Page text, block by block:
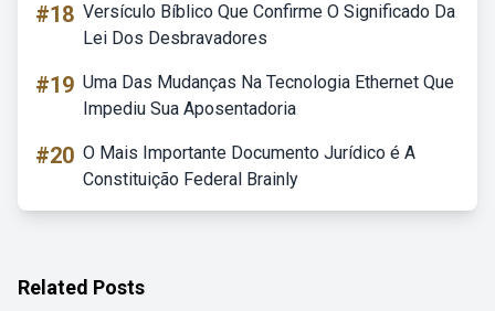
#18 Versículo Bíblico Que Confirme O Significado Da
Lei Dos Desbravadores
#19 Uma Das Mudanças Na Tecnologia Ethernet Que
Impediu Sua Aposentadoria
#20 O Mais Importante Documento Jurídico é A
Constituição Federal Brainly
Related Posts